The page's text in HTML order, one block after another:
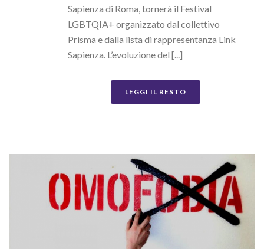
Sapienza di Roma, tornerà il Festival
LGBTQIA+ organizzato dal collettivo
Prisma e dalla lista di rappresentanza Link
Sapienza. L’evoluzione del [...]
LEGGI IL RESTO